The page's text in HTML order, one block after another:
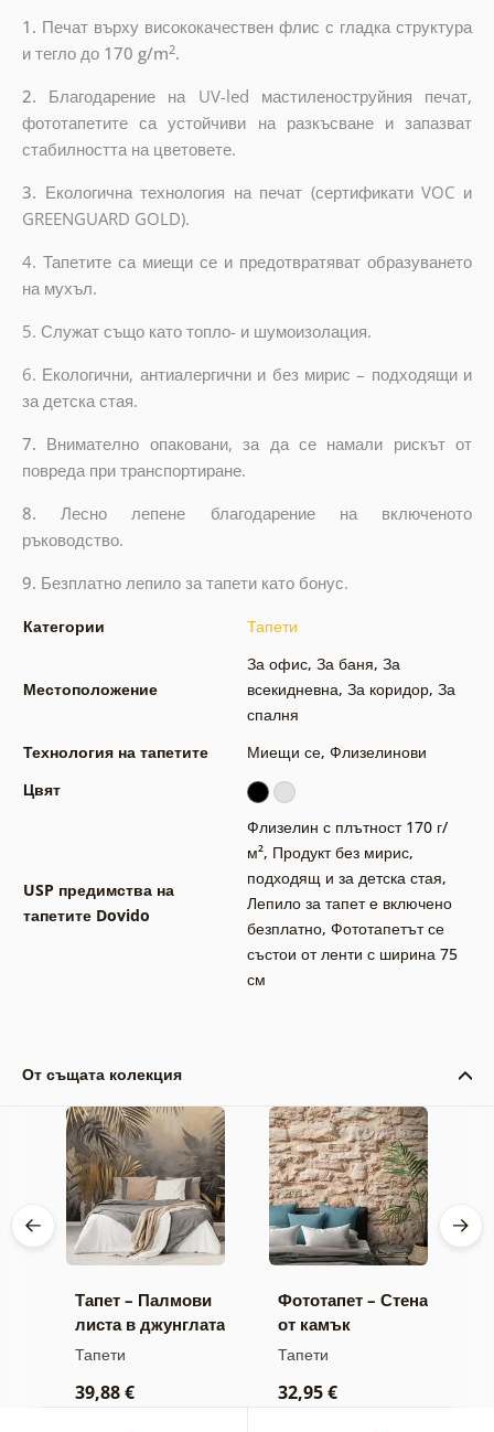
1. Печат върху висококачествен флис с гладка структура
и тегло до170 g/m2.
2. Благодарение на UV-led мастиленоструйния печат,
фототапетите са устойчиви на разкъсване и запазват
стабилността на цветовете.
3. Екологична технология на печат (сертификати VOC и
GREENGUARD GOLD).
4. Тапетите са миещи се и предотвратяват образуването
на мухъл.
5. Служат също като топло- и шумоизолация.
6. Екологични, антиалергични и без мирис – подходящи и
за детска стая.
7. Внимателно опаковани, за да се намали рискът от
повреда при транспортиране.
8.Лесно лепене благодарение на включеното
ръководство.
9. Безплатно лепило за тапети като бонус.
Категории Тапети
Местоположение
За офис, За баня, За
всекидневна, За коридор, За
спалня
Технология на тапетите
Миещи се, Флизелинови
Цвят
USP предимства на
тапетите Dovido
Флизелин с плътност 170 г/
м², Продукт без мирис,
подходящ и за детска стая,
Лепило за тапет е включено
безплатно, Фототапетът се
състои от ленти с ширина 75
см
От същата колекция
Тапет – Палмови
листа в джунглата
Тапети
39,88 €
Фототапет – Стена
от камък
Тапети
32,95 €